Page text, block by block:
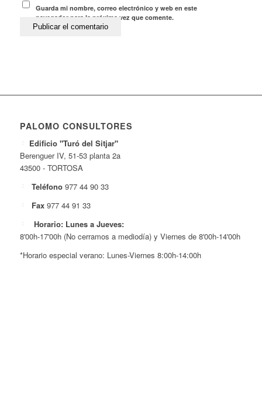
Guarda mi nombre, correo electrónico y web en este
navegador para la próxima vez que comente.
PALOMO CONSULTORES
Edificio "Turó del Sitjar"
Berenguer IV, 51-53 planta 2a
43500 - TORTOSA
Teléfono 977 44 90 33
Fax 977 44 91 33
Horario: Lunes a Jueves:
8'00h-17'00h (No cerramos a mediodía) y Viernes de 8'00h-14'00h
*Horario especial verano: Lunes-Viernes 8:00h-14:00h